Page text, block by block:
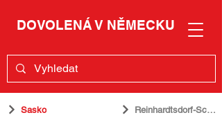
DOVOLENÁ V NĚMECKU
Sasko Reinhardtsdorf-Schöna